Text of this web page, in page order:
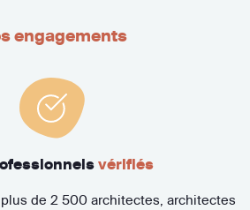
engagements
vérifiés
de 2 500 architectes, architectes